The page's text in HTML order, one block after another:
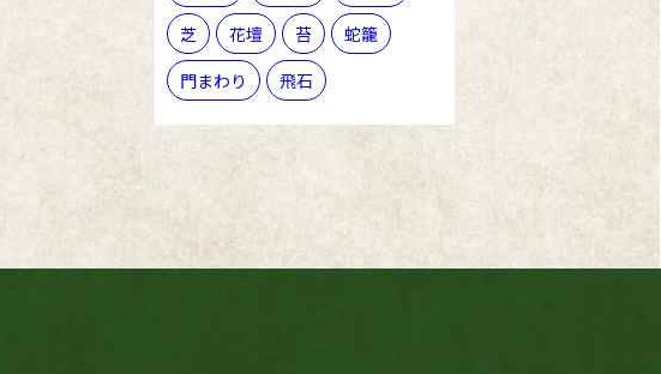
芝
花壇 苔
蛇籠
門まわり
飛石